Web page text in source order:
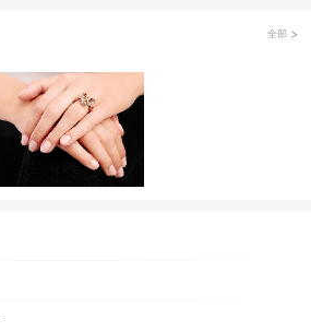
全部